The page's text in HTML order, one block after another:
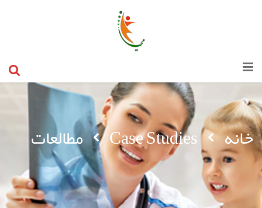
خانه Case Studies مطالعات